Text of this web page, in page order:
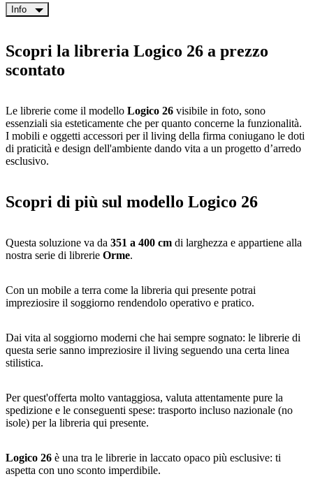
Info
Scopri la libreria Logico 26 a prezzo
scontato
Le librerie come il modello Logico 26 visibile in foto, sono
essenziali sia esteticamente che per quanto concerne la funzionalità.
I mobili e oggetti accessori per il living della firma coniugano le doti
di praticità e design dell'ambiente dando vita a un progetto d’arredo
esclusivo.
Scopri di più sul modello Logico 26
Questa soluzione va da 351 a 400 cm di larghezza e appartiene alla
nostra serie di librerie Orme.
Con un mobile a terra come la libreria qui presente potrai
impreziosire il soggiorno rendendolo operativo e pratico.
Dai vita al soggiorno moderni che hai sempre sognato: le librerie di
questa serie sanno impreziosire il living seguendo una certa linea
stilistica.
Per quest'offerta molto vantaggiosa, valuta attentamente pure la
spedizione e le conseguenti spese: trasporto incluso nazionale (no
isole) per la libreria qui presente.
Logico 26 è una tra le librerie in laccato opaco più esclusive: ti
aspetta con uno sconto imperdibile.